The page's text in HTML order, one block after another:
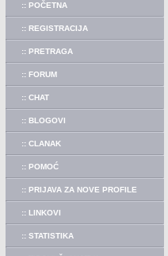
:: POČETNA
:: REGISTRACIJA
:: PRETRAGA
:: FORUM
:: CHAT
:: BLOGOVI
:: CLANAK
:: POMOĆ
:: PRIJAVA ZA NOVE PROFILE
:: LINKOVI
:: STATISTIKA